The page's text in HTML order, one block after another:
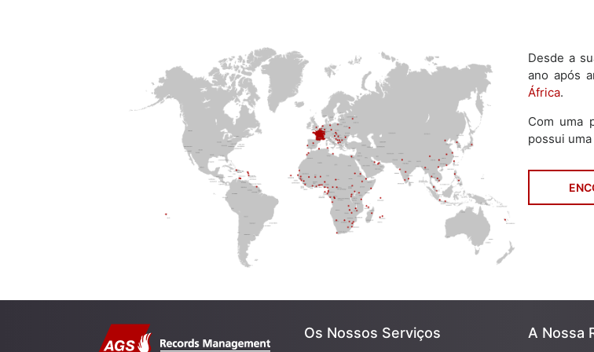
Desde a
ano após
África.
Com uma
possui
Os Nossos Serviços A Nossa